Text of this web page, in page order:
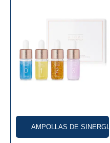
AMPOLLAS DE SINERGIA